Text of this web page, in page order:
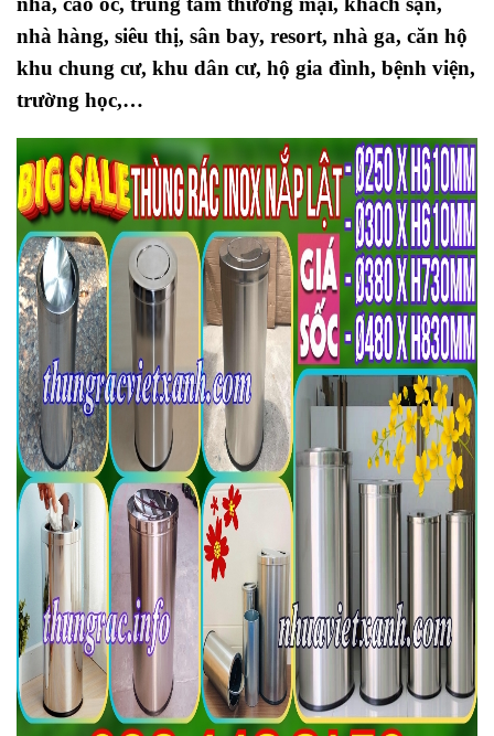
nhà hàng, siêu thị, sân bay, resort, nhà ga, căn hộ
khu chung cư, khu dân cư, hộ gia đình, bệnh viện,
trường học,…